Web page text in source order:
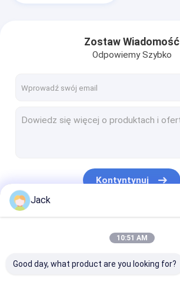
Zostaw Wiadomość
Odpowiemy Szybko
Kontyntynuj
Jack
10:51 AM
Good day, what product are you looking for?